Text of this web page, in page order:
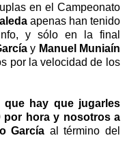
en el Campeonato
apenas han tenido
y só lo en la final
íay Manuel Muniaín
por la velocidad de los
que hay que jugarles
por hora y nosotros a
García al término del